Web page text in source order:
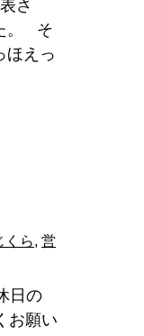
さ
。 そ
ほえっ
くら, 営
日の
お願い